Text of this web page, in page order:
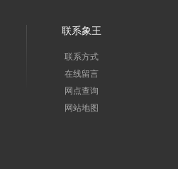
联系象王
联系方式
在线留言
网点查询
网站地图